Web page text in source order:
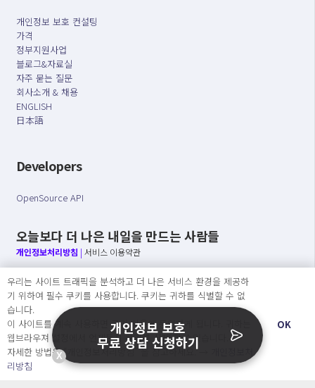
개인정보 보호 컨설팅
가격
정부지원사업
블로그&자료실
자주 묻는 질문
회사소개 & 채용
ENGLISH
日本語
Developers
OpenSource API
오늘보다 더 나은 내일을 만드는 사람들
개인정보처리방침 | 서비스 이용약관
○ 개인정보보호 컴플라이언스를 선도하겠습니다.
○ 정보주체의 권리를 보장하겠습니다.
○ 기업의 개인정보보호를 위한 효율적 관리를 보장하겠습니다.
Copyright Ⓒ
2026 O.NE PEOPLE Co., Ltd. All rights reserved.
우리는 사이트 트래픽을 분석하고 더 나은 서비스 환경을 제공하
기 위하여 필수 쿠키를 사용합니다. 쿠키는 귀하를 식별할 수 없
습니다.
이 사이트를 계속 사용하면 쿠키 사용에 동의하게 됩니다. 귀하는
웹브라우져 설정에서 언제든지 쿠키를 삭제 할 수있습니다.
자세한 방법은 “개인정보처리방침” 을 참고하세요. →
리방침
OK
X
개인정보 보호
무료 상담 신청하기